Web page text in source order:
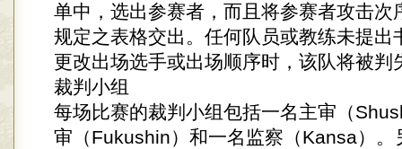
单中，选出参赛者，而且将参赛者攻击次
规定之表格交出。任何队员或教练未提出
更改出场选手或出场顺序时，该队将被判
裁判小组
每场比赛的裁判小组包括一名主审（
审（Fukushin）和一名监察（Kansa）。